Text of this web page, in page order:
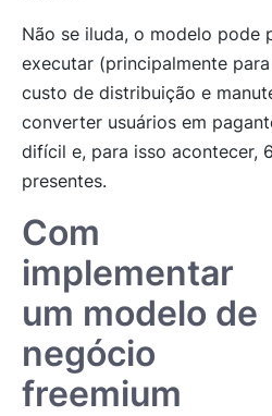
Não se iluda, o modelo pode
executar (principalmente
custo de distribuição e
converter usuários em
difícil e, para isso acontecer,
presentes.
Com
implementar
um modelo de
negócio
freemium